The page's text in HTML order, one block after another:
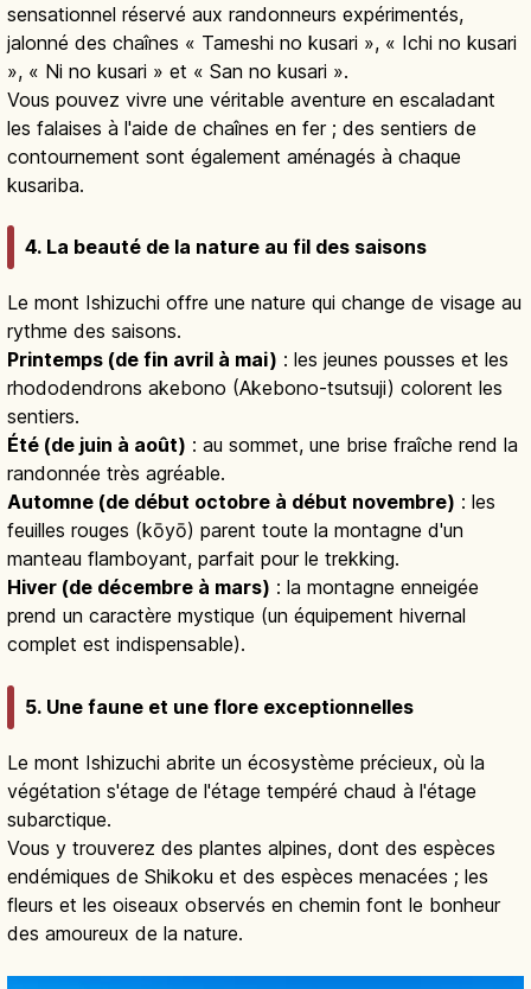
sensationnel réservé aux randonneurs expérimentés,
jalonné des chaînes « Tameshi no kusari », « Ichi no kusari
», « Ni no kusari » et « San no kusari ».
Vous pouvez vivre une véritable aventure en escaladant
les falaises à l'aide de chaînes en fer ; des sentiers de
contournement sont également aménagés à chaque
kusariba.
4. La beauté de la nature au fil des saisons
Le mont Ishizuchi offre une nature qui change de visage au
rythme des saisons.
Printemps (de fin avril à mai) : les jeunes pousses et les
rhododendrons akebono (Akebono-tsutsuji) colorent les
sentiers.
Été (de juin à août) : au sommet, une brise fraîche rend la
randonnée très agréable.
Automne (de début octobre à début novembre) : les
feuilles rouges (kōyō) parent toute la montagne d'un
manteau flamboyant, parfait pour le trekking.
Hiver (de décembre à mars) : la montagne enneigée
prend un caractère mystique (un équipement hivernal
complet est indispensable).
5. Une faune et une flore exceptionnelles
Le mont Ishizuchi abrite un écosystème précieux, où la
végétation s'étage de l'étage tempéré chaud à l'étage
subarctique.
Vous y trouverez des plantes alpines, dont des espèces
endémiques de Shikoku et des espèces menacées ; les
fleurs et les oiseaux observés en chemin font le bonheur
des amoureux de la nature.